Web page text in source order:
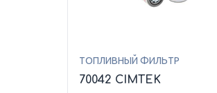
ТОПЛИВНЫЙ ФИЛЬТР
70042 CIMTEK